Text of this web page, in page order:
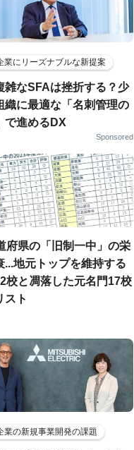
業にリーズナブルな新提案
雑なSFAは挫折する？少
織に最適な「名刺管理の
で進めるDX
Sponsored
府県の「旧制一中」の栄
...地元トップを維持する
校と凋落した元名門17校
スト
業の新規事業開発の課題